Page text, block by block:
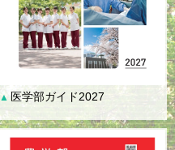
▲ 医学部ガイド2027